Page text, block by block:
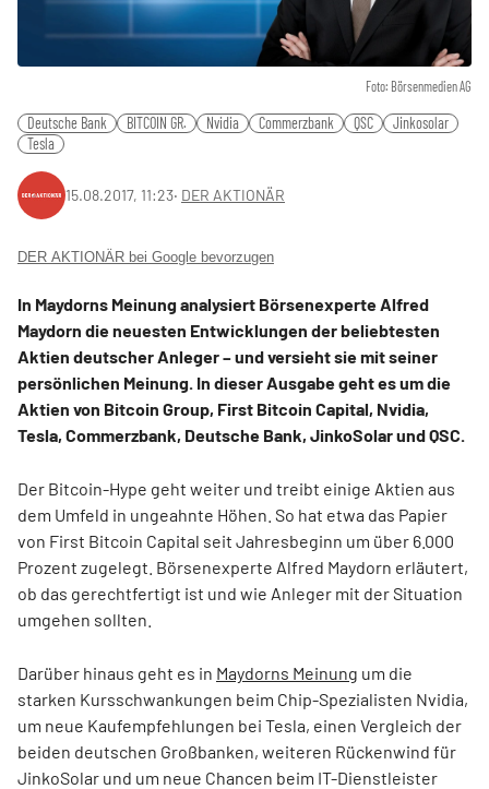
Foto: Börsenmedien AG
Deutsche Bank BITCOIN GR. Nvidia Commerzbank QSC
Jinkosolar
Tesla
15.08.2017, 11:23‧ DER AKTIONÄR
DER AKTIONÄR bei Google bevorzugen
In Maydorns Meinung analysiert Börsenexperte Alfred
Maydorn die neuesten Entwicklungen der beliebtesten
Aktien deutscher Anleger – und versieht sie mit seiner
persönlichen Meinung. In dieser Ausgabe geht es um die
Aktien von Bitcoin Group, First Bitcoin Capital, Nvidia,
Tesla, Commerzbank, Deutsche Bank, JinkoSolar und QSC.
Der Bitcoin-Hype geht weiter und treibt einige Aktien aus
dem Umfeld in ungeahnte Höhen. So hat etwa das Papier
von First Bitcoin Capital seit Jahresbeginn um über 6.000
Prozent zugelegt. Börsenexperte Alfred Maydorn erläutert,
ob das gerechtfertigt ist und wie Anleger mit der Situation
umgehen sollten.
Darüber hinaus geht es in Maydorns Meinung um die
starken Kursschwankungen beim Chip-Spezialisten Nvidia,
um neue Kaufempfehlungen bei Tesla, einen Vergleich der
beiden deutschen Großbanken, weiteren Rückenwind für
JinkoSolar und um neue Chancen beim IT-Dienstleister